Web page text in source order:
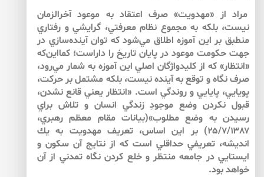
مراد از «مهدويت» صرف اعتقاد به موعود آخرالزمان
نيست، بلكه به مجموع نظام معرفتي، گرايشي و رفتاري
منطبق بر اين آموزه اطلاق مي‌‌شود كه توان آينده‌‌سازي در
جهت حكومت موعود در پايان تاريخ را داراست؛ كمااين‌كه
«انتظار» كه از كليدواژگان اصلي اين آموزه به شمار مي‌‌رود،
صرف نگاه و توقع به آينده نيست، بلكه مشتمل بر حركت،
پويايي، پايايي و روندگي است. «انتظار يعني قانع نشدن،
قبول نكردن وضع موجودِ زندگي انسان و تلاش براي
رسيدن به وضع مطلوب»(بيانات مقام معظم رهبري،
۲۵/۷/۱۳۸۷) بر اين اساس، تعريف مهدويت به يك
انديشه، تعريفي حداقلي است كه از نتايج آن سكون و
ايستايي در جامعه منتظر و خلع كردن نگاه تمدني از آن
خواهد بود.